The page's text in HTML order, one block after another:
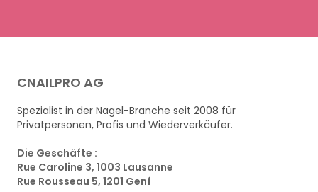
CNAILPRO AG
Spezialist in der Nagel-Branche seit 2008 für
Privatpersonen, Profis und Wiederverkäufer.
Die Geschäfte :
Rue Caroline 3, 1003 Lausanne
Rue Rousseau 5, 1201 Genf